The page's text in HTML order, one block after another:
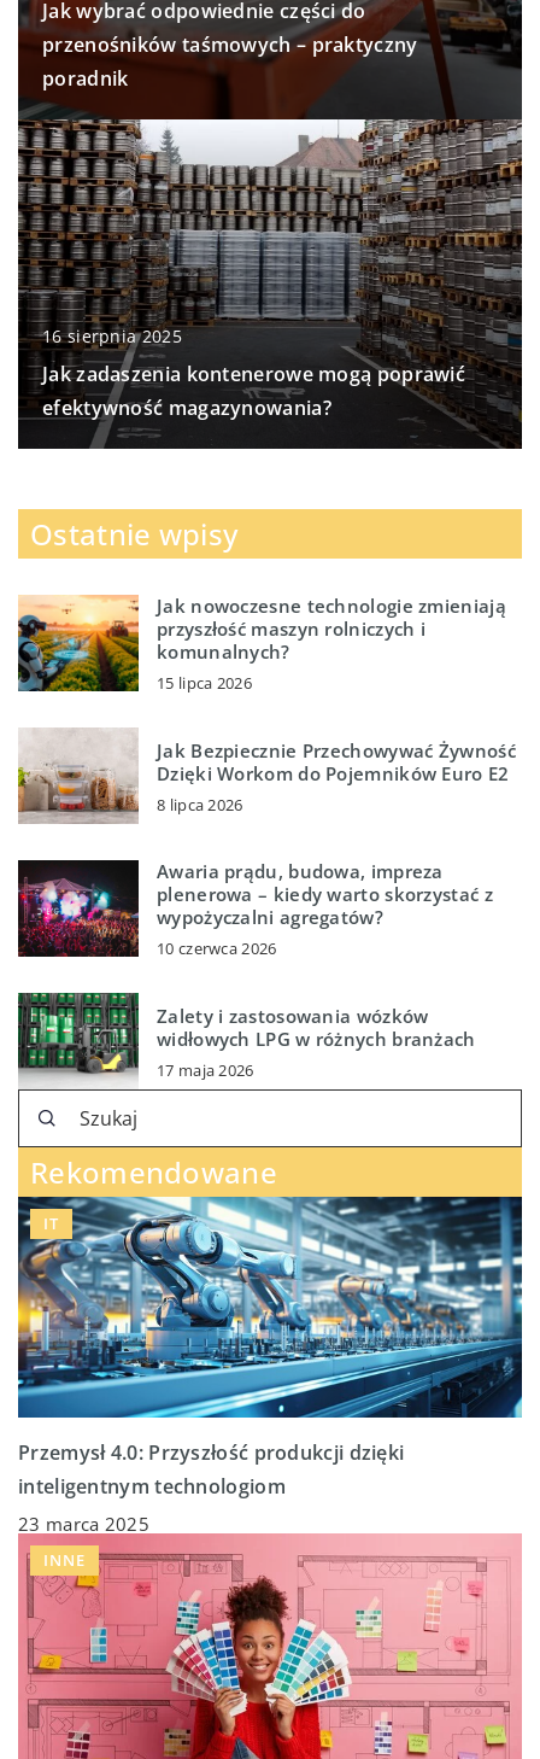
Jak wybrać odpowiednie części do
przenośników taśmowych – praktyczny
poradnik
16 sierpnia 2025
Jak zadaszenia kontenerowe mogą poprawić
efektywność magazynowania?
Ostatnie wpisy
Jak nowoczesne technologie zmieniają
przyszłość maszyn rolniczych i
komunalnych?
15 lipca 2026
Jak Bezpiecznie Przechowywać Żywność
Dzięki Workom do Pojemników Euro E2
8 lipca 2026
Awaria prądu, budowa, impreza
plenerowa – kiedy warto skorzystać z
wypożyczalni agregatów?
10 czerwca 2026
Zalety i zastosowania wózków
widłowych LPG w różnych branżach
17 maja 2026
Rekomendowane
IT
Przemysł 4.0: Przyszłość produkcji dzięki
inteligentnym technologiom
23 marca 2025
INNE